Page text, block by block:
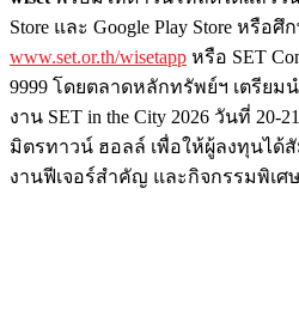
Store และ Google Play Store หรือ
www.set.or.th/wisetapp หรือ SET
9999 โดยตลาดหลักทรัพย์ฯ เตรียม
งาน SET in the City 2026 วันที่
มิตรทาวน์ ฮอลล์ เพื่อให้ผู้ลงทุนได้
งานฟีเจอร์สำคัญ และกิจกรรมพิเศ